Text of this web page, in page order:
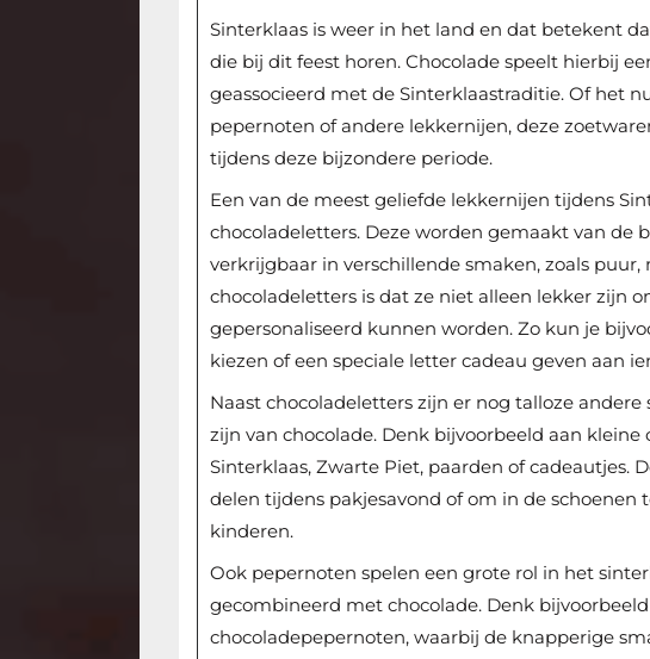
Sinterklaas is weer in het land en dat betekent
die bij dit feest horen. Chocolade speelt hierbij
geassocieerd met de Sinterklaastraditie. Of het
pepernoten of andere lekkernijen, deze
tijdens deze bijzondere periode.
Een van de meest geliefde lekkernijen tijdens
chocoladeletters. Deze worden gemaakt van de
verkrijgbaar in verschillende smaken, zoals
chocoladeletters is dat ze niet alleen lekker zijn
gepersonaliseerd kunnen worden. Zo kun je
kiezen of een speciale letter cadeau geven aan
Naast chocoladeletters zijn er nog talloze
zijn van chocolade. Denk bijvoorbeeld aan
Sinterklaas, Zwarte Piet, paarden of cadeautjes.
delen tijdens pakjesavond of om in de schoenen
kinderen.
Ook pepernoten spelen een grote rol in het
gecombineerd met chocolade. Denk
chocoladepepernoten, waarbij de knapperige